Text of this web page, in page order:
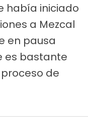
había iniciado
a Mezcal
en pausa
es bastante
de